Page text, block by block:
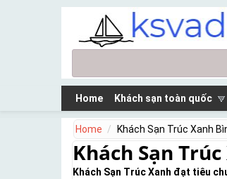
Skip to main content
Home Khách sạn toàn quốc
Home Khách Sạn Trúc Xanh
Khách Sạn
Khách Sạn Trúc Xanh đạt tiêu